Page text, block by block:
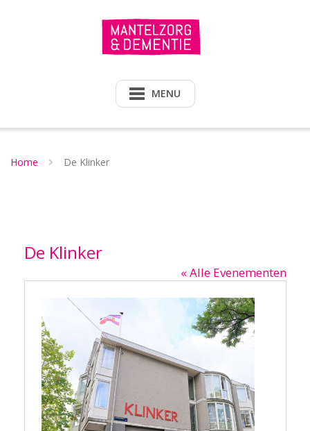
MENU
Home De Klinker
De Klinker
« Alle Evenementen